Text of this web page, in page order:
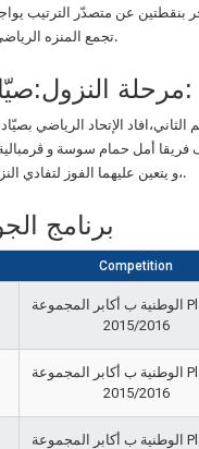
بنقطتين عن متصدّر الترتيب
تجمع المنزه الرياضي بإتحاد منزل تميم فيما تستضيف جندوبة الملعب التونسي.
مرحلة النزول:صيّادة تتخلّف عن لقاء سيدي بوزيد:
الثاني،افاد الإتحاد الرياضي
فريقا أمل حمام سوسة و
،و يتعين عليهما الفوز لتفادي النزول. و من جهة أخرى يواجه سبورتنغ بن عروس نادي زغوان.
برنامج
Competition
الوطنية ب أكابر المجموعة Play- Off
2015/2016
الوطنية ب أكابر المجموعة Play- Off
2015/2016
الوطنية ب أكابر المجموعة Play- Off